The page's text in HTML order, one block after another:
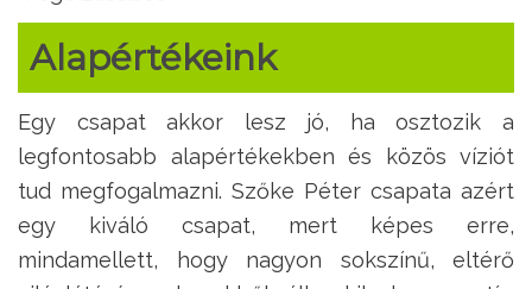
Alapértékeink
Egy csapat akkor lesz jó, ha osztozik a
legfontosabb alapértékekben és közös víziót
tud megfogalmazni. Szőke Péter csapata azért
egy kiváló csapat, mert képes erre,
mindamellett, hogy nagyon sokszínű, eltérő